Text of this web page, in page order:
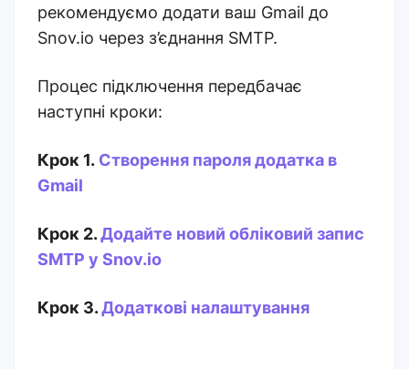
рекомендуємо додати ваш Gmail до
Snov.io через з’єднання SMTP.
Процес підключення передбачає
наступні кроки:
Крок 1. Створення пароля додатка в
Gmail
Крок 2.Додайте новий обліковий запис
SMTP у Snov.io
Крок 3.Додаткові налаштування